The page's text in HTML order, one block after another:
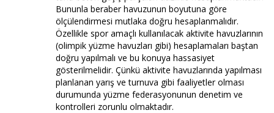
Bununla beraber havuzunun boyutuna göre
ölçülendirmesi mutlaka doğru hesaplanmalıdır.
Özellikle spor amaçlı kullanılacak aktivite havuzlarının
(olimpik yüzme havuzları gibi) hesaplamaları baştan
doğru yapılmalı ve bu konuya hassasiyet
gösterilmelidir. Çünkü aktivite havuzlarında yapılması
planlanan yarış ve turnuva gibi faaliyetler olması
durumunda yüzme federasyonunun denetim ve
kontrolleri zorunlu olmaktadır.